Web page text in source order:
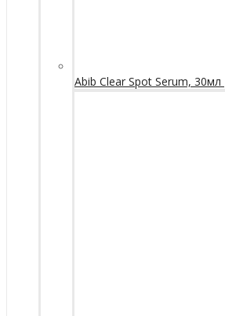
Abib Clear Spot Serum, 30мл